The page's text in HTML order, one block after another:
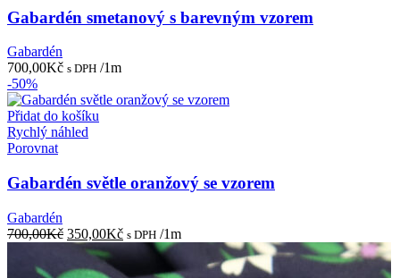
Gabardén smetanový s barevným vzorem
Gabardén
700,00Kč s DPH /1m
-50%
Přidat do košíku
Rychlý náhled
Porovnat
Gabardén světle oranžový se vzorem
Gabardén
700,00Kč Původní
cena
byla:
350,00KčAktuální
cena
s DPH /1m